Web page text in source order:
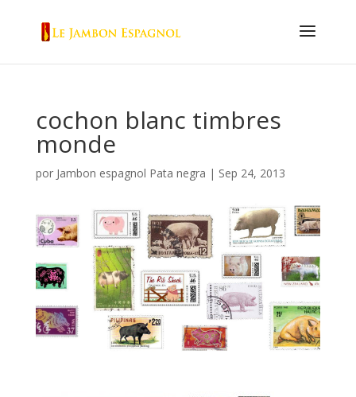
cochon blanc timbres
monde
por Jambon espagnol Pata negra | Sep 24, 2013